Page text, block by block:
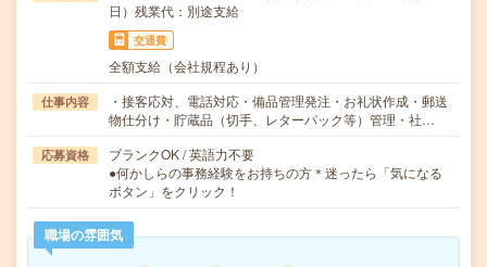
日）残業代：別途支給
交通費
全額支給（会社規程あり）
仕事内容
・接客応対、電話対応・備品管理発注・お礼状作成・郵送
物仕分け・貯蔵品（切手、レターパック等）管理・社…
応募資格
ブランクOK / 英語力不要
●何かしらの事務経験をお持ちの方＊迷ったら「気になる
ボタン」をクリック！
職場の雰囲気